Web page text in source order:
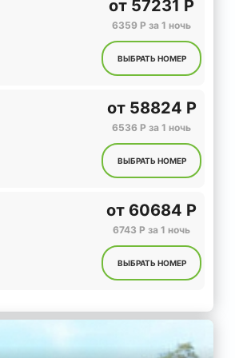
от 57231 Р
6359 Р за 1 ночь
ВЫБРАТЬ НОМЕР
от58824 Р
6536 Р за 1 ночь
ВЫБРАТЬ НОМЕР
от 60684 Р
6743 Р за 1 ночь
ВЫБРАТЬ НОМЕР